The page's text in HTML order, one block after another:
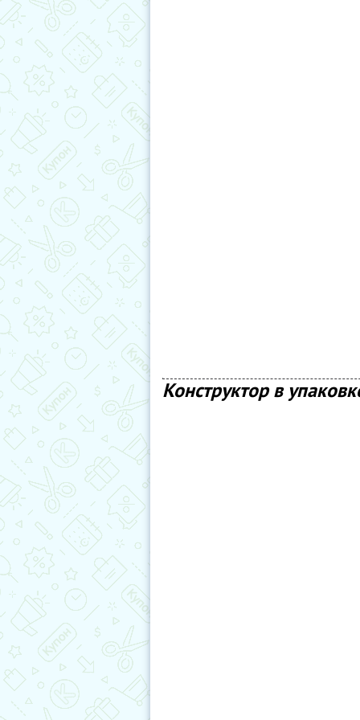
Конструктор в